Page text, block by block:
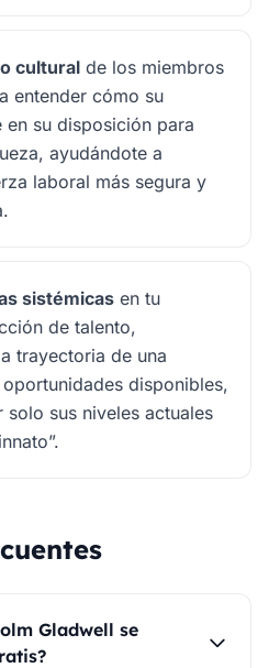
cultural de los miembros
entender cómo su
su disposición para
ayudándote a
laboral más segura y
sistémicas en tu
de talento,
trayectoria de una
disponibles,
solo sus niveles actuales
Gladwell se